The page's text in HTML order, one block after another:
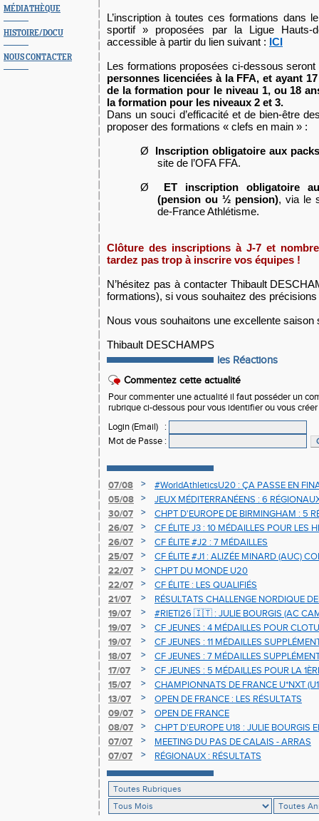
MÉDIATHÈQUE
HISTOIRE/DOCU
NOUS CONTACTER
L’inscription à toutes ces formations dans
sportif » proposées par la Ligue Hauts-
accessible à partir du lien suivant : ICI
Les formations proposées ci-dessous
personnes licenciées à la FFA, et ayant
de la formation pour le niveau 1, ou 18
la formation pour les niveaux 2 et 3.
Dans un souci d’efficacité et de bien-être
proposer des formations « clefs en main » :
Ø
Inscription obligatoire aux
site de l’OFA FFA.
Ø
ET inscription obligatoire
(pension ou ½ pension), via le
de-France Athlétisme.
Clôture des inscriptions à J-7 et
tardez pas trop à inscrire vos équipes !
N’hésitez pas à contacter Thibault
formations), si vous souhaitez des précisions
Nous vous souhaitons une excellente saison
Thibault DESCHAMPS
les Réactions
Commentez cette actualité
Pour commenter une actualité il faut posséder un
rubrique ci-dessous pour vous identifier ou vous
Login (Email)
:
Mot de Passe :
07/08 >
#WorldAthleticsU20 : ÇA PASSE EN
SAUTEURS
05/08 >
JEUX MÉDITERRANÉENS : 6
30/07
>
CHPT D'EUROPE DE BIRMINGHAM : 5
26/07
>
CF ÉLITE J3 : 10 MÉDAILLES POUR LES
26/07
>
CF ÉLITE #J2 : 7 MÉDAILLES
25/07
>
CF ÉLITE #J1 : ALIZÉE MINARD (AUC)
NATIONALE
22/07 >
CHPT DU MONDE U20
22/07
>
CF ÉLITE : LES QUALIFIÉS
21/07
>
RÉSULTATS CHALLENGE NORDIQUE
2025 2026
19/07 >
#RIETI26 🇮🇹 : JULIE BOURGIS (AC
D'EUROPE U18 DE LA PERCHE
19/07 >
CF JEUNES : 4 MÉDAILLES POUR
19/07
>
CF JEUNES : 11 MÉDAILLES
18/07
>
CF JEUNES : 7 MÉDAILLES
17/07
>
CF JEUNES : 5 MÉDAILLES POUR LA
15/07
>
CHAMPIONNATS DE FRANCE U*NXT
13/07
>
OPEN DE FRANCE : LES RÉSULTATS
09/07
>
OPEN DE FRANCE
08/07
>
CHPT D'EUROPE U18 : JULIE BOURGIS
07/07
>
MEETING DU PAS DE CALAIS - ARRAS
07/07
> RÉGIONAUX : RÉSULTATS